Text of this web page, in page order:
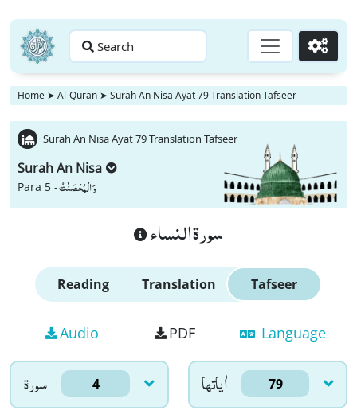
Search Go
Home ➤ Al-Quran ➤ Surah An Nisa Ayat 79 Translation Tafseer
Surah An Nisa Ayat 79 Translation Tafseer
Surah An Nisa
Para 5 -وَ الْمُحْصَنٰتُ
سورة النساء
Reading Translation Tafseer
Audio PDF Language
سورۃ 4 اٰياتها 79